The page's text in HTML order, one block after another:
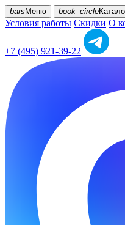
bars Меню book_circle
Условия работы Скидки О
+7 (495) 921-39-22